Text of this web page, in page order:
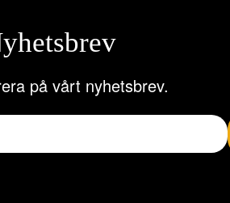
på vårt nyhetsbrev.